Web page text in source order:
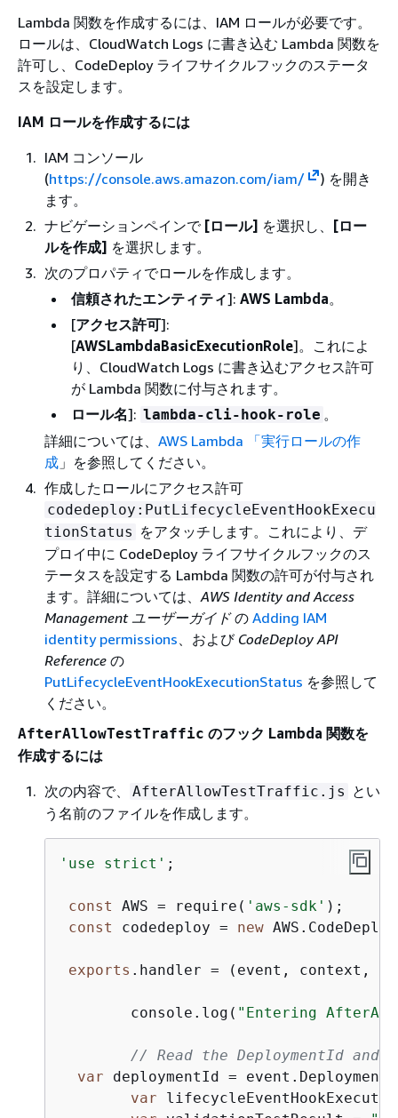
Lambda 関数を作成するには、IAM ロールが必要です。
ロールは、CloudWatch Logs に書き込む Lambda 関数を
許可し、CodeDeploy ライフサイクルフックのステータ
スを設定します。
IAM ロールを作成するには
IAM コンソール
(https://console.aws.amazon.com/iam/
) を開き
ます。
ナビゲーションペインで [ロール] を選択し、
[ロー
ルを作成] を選択します。
次のプロパティでロールを作成します。
信頼されたエンティティ]: AWS Lambda。
[アクセス許可]:
[AWSLambdaBasicExecutionRole]。これによ
り、CloudWatch Logs に書き込むアクセス許可
が Lambda 関数に付与されます。
ロール名]: lambda-cli-hook-role 。
詳細については、 AWS Lambda 「実行ロールの作
成 」を参照してください。
作成したロールにアクセス許可
codedeploy:PutLifecycleEventHookExecu
tionStatus をアタッチします。これにより、デ
プロイ中に CodeDeploy ライフサイクルフックのス
テータスを設定する Lambda 関数の許可が付与され
ます。詳細については、AWS Identity and Access
Management ユーザーガイドの Adding IAM
identity permissions、および CodeDeploy API
Reference の
PutLifecycleEventHookExecutionStatus を参照して
ください。
AfterAllowTestTraffic のフック Lambda 関数を
作成するには
次の内容で、
AfterAllowTestTraffic.js とい
う名前のファイルを作成します。
'use strict' ;
const AWS = require( 'aws-sdk' );
const
codedeploy = new
exports .handler = (event, context,
console.log( "Entering
// Read the DeploymentId and
var deploymentId =
var